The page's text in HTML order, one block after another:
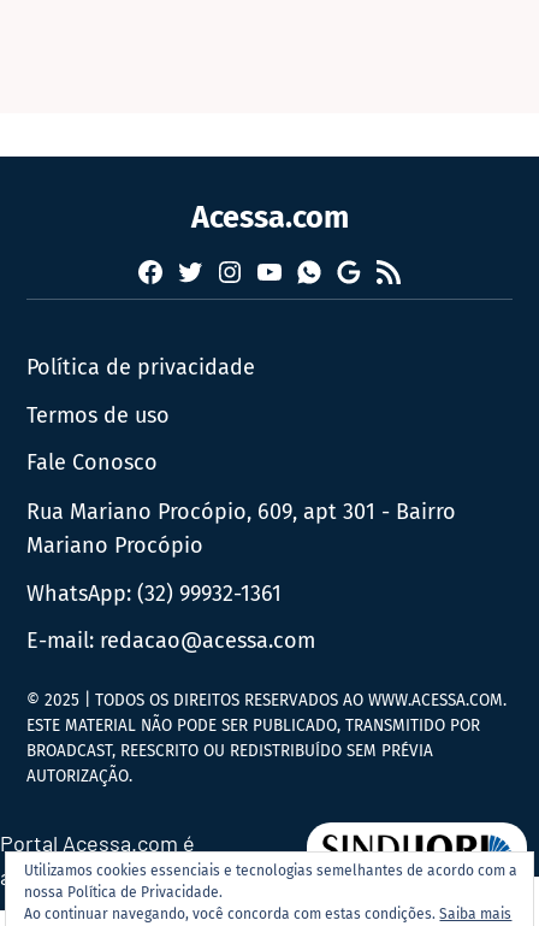
Acessa.com
Facebook
TwitterInstagram
YouTubeWhatsapp
Google
News
RSS
Política de privacidade
Termos de uso
Fale Conosco
Rua Mariano Procópio, 609, apt 301 - Bairro
Mariano Procópio
WhatsApp:(32) 99932-1361
E-mail: redacao@acessa.com
Utilizamos cookies essenciais e tecnologias semelhantes de acordo com a
nossa Política de Privacidade.
Ao continuar navegando, você concorda com estas condições.Saiba mais
© 2025 | TODOS OS DIREITOS RESERVADOS AO WWW.ACESSA.COM.
ESTE MATERIAL NÃO PODE SER PUBLICADO, TRANSMITIDO POR
BROADCAST, REESCRITO OU REDISTRIBUÍDO SEM PRÉVIA
AUTORIZAÇÃO.
Portal Acessa.com é
associado ao